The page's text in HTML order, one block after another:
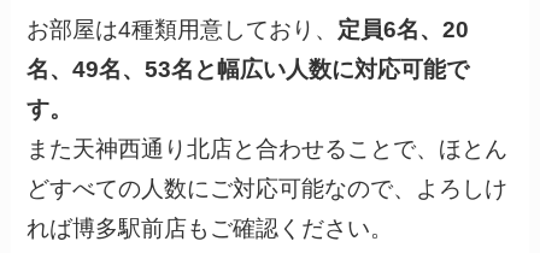
お部屋は4種類用意しており、 定員6名、20
名、49名、53名と幅広い人数に対応可能で
す。
また天神西通り北店と合わせることで、ほとん
どすべての人数にご対応可能なので、よろしけ
れば博多駅前店もご確認ください。